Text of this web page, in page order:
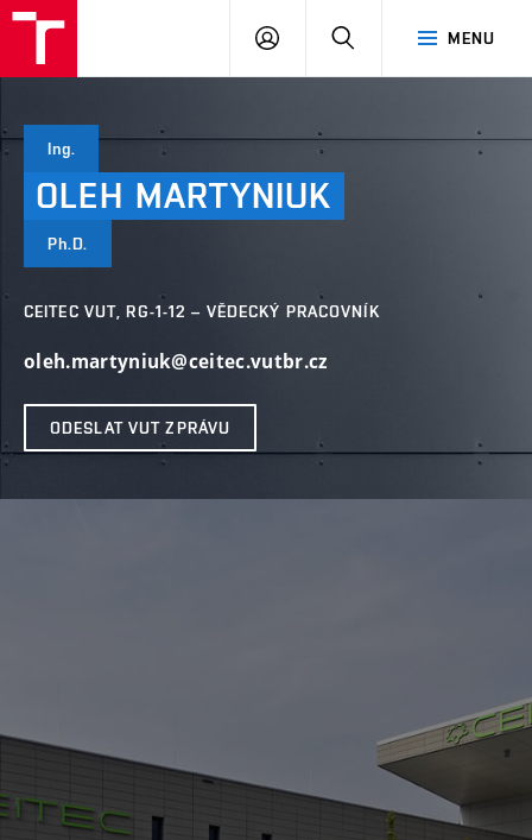
MENU
PŘIHLÁSIT
Ing.
OLEH MARTYNIUK
Ph.D.
CEITEC VUT, RG-1-12 – VĚDECKÝ PRACOVNÍK
oleh.martyniuk@ceitec.vutbr.cz
ODESLAT VUT ZPRÁVU